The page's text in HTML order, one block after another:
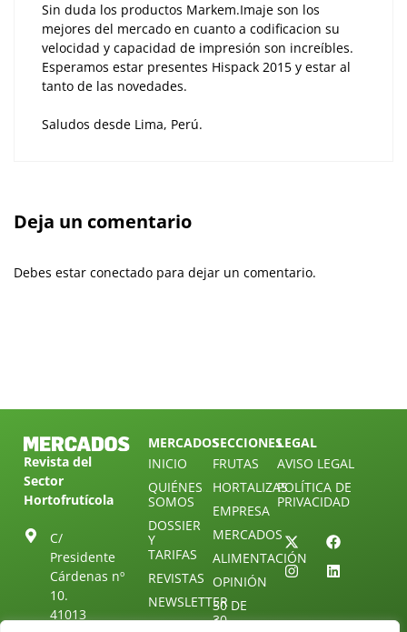
Sin duda los productos Markem.Imaje son los
mejores del mercado en cuanto a codificacion su
velocidad y capacidad de impresión son increíbles.
Esperamos estar presentes Hispack 2015 y estar al
tanto de las novedades.
Saludos desde Lima, Perú.
Deja un comentario
Debes estar conectado para dejar un comentario.
Revista del
Sector
Hortofrutícola
C/
Presidente
Cárdenas nº
10.
41013
MERCADOS
INICIO
QUIÉNES
SOMOS
DOSSIER
Y
TARIFAS
REVISTAS
NEWSLETTER
SUSCRIPCIÓN
SECCIONES
FRUTAS
HORTALIZAS
EMPRESA
MERCADOS
ALIMENTACIÓN
OPINIÓN
30 DE
30
LEGAL
AVISO LEGAL
POLÍTICA DE
PRIVACIDAD